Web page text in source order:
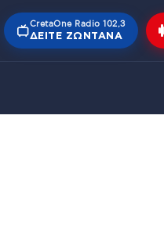
CretaOne Radio 102,3
ΔΕΊΤΕ ΖΩΝΤΑΝΆ